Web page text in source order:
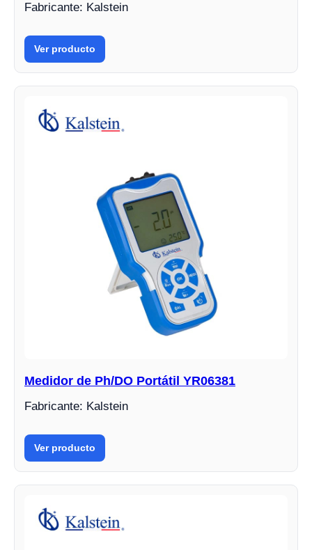
Fabricante: Kalstein
Ver producto
Medidor de Ph/DO Portátil YR06381
Fabricante: Kalstein
Ver producto